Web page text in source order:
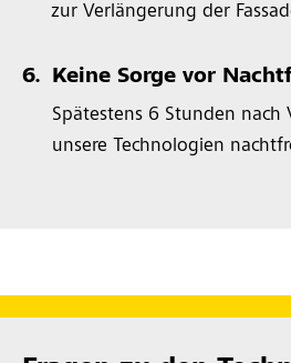
zur Verlängerung der
6. Keine Sorge vor
Spätestens 6 Stunden nach
unsere Technologien